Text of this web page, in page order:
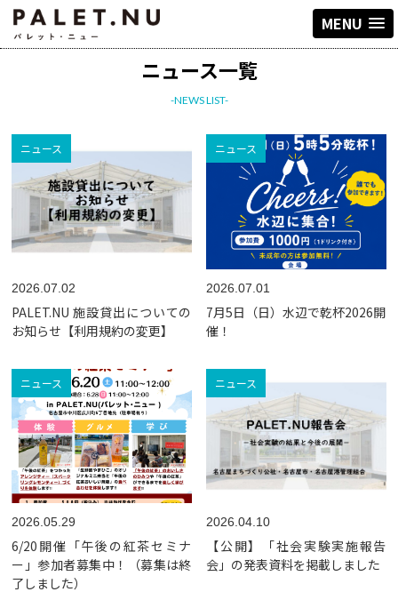
MENU
ニュース一覧
-NEWS LIST-
ニュース
2026.07.02
PALET.NU 施設貸出についての
お知らせ【利用規約の変更】
ニュース
2026.07.01
7月5日（日）水辺で乾杯2026開
催！
ニュース
2026.05.29
6/20開催「午後の紅茶セミナ
ー」参加者募集中！（募集は終
了しました）
ニュース
2026.04.10
【公開】「社会実験実施報告
会」の発表資料を掲載しました